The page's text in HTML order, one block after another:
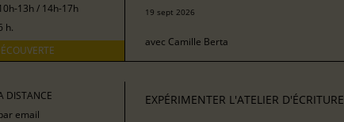
13h / 14h-17h
h.
19 sept 2026
avec Camille Berta
DISTANCE
email
EXPÉRIMENTER L'ATELIER D'ÉCRITURE